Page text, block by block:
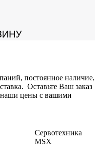
постоянное наличие,
Оставьте Ваш заказ
цены с вашими
Сервотехника
MSX